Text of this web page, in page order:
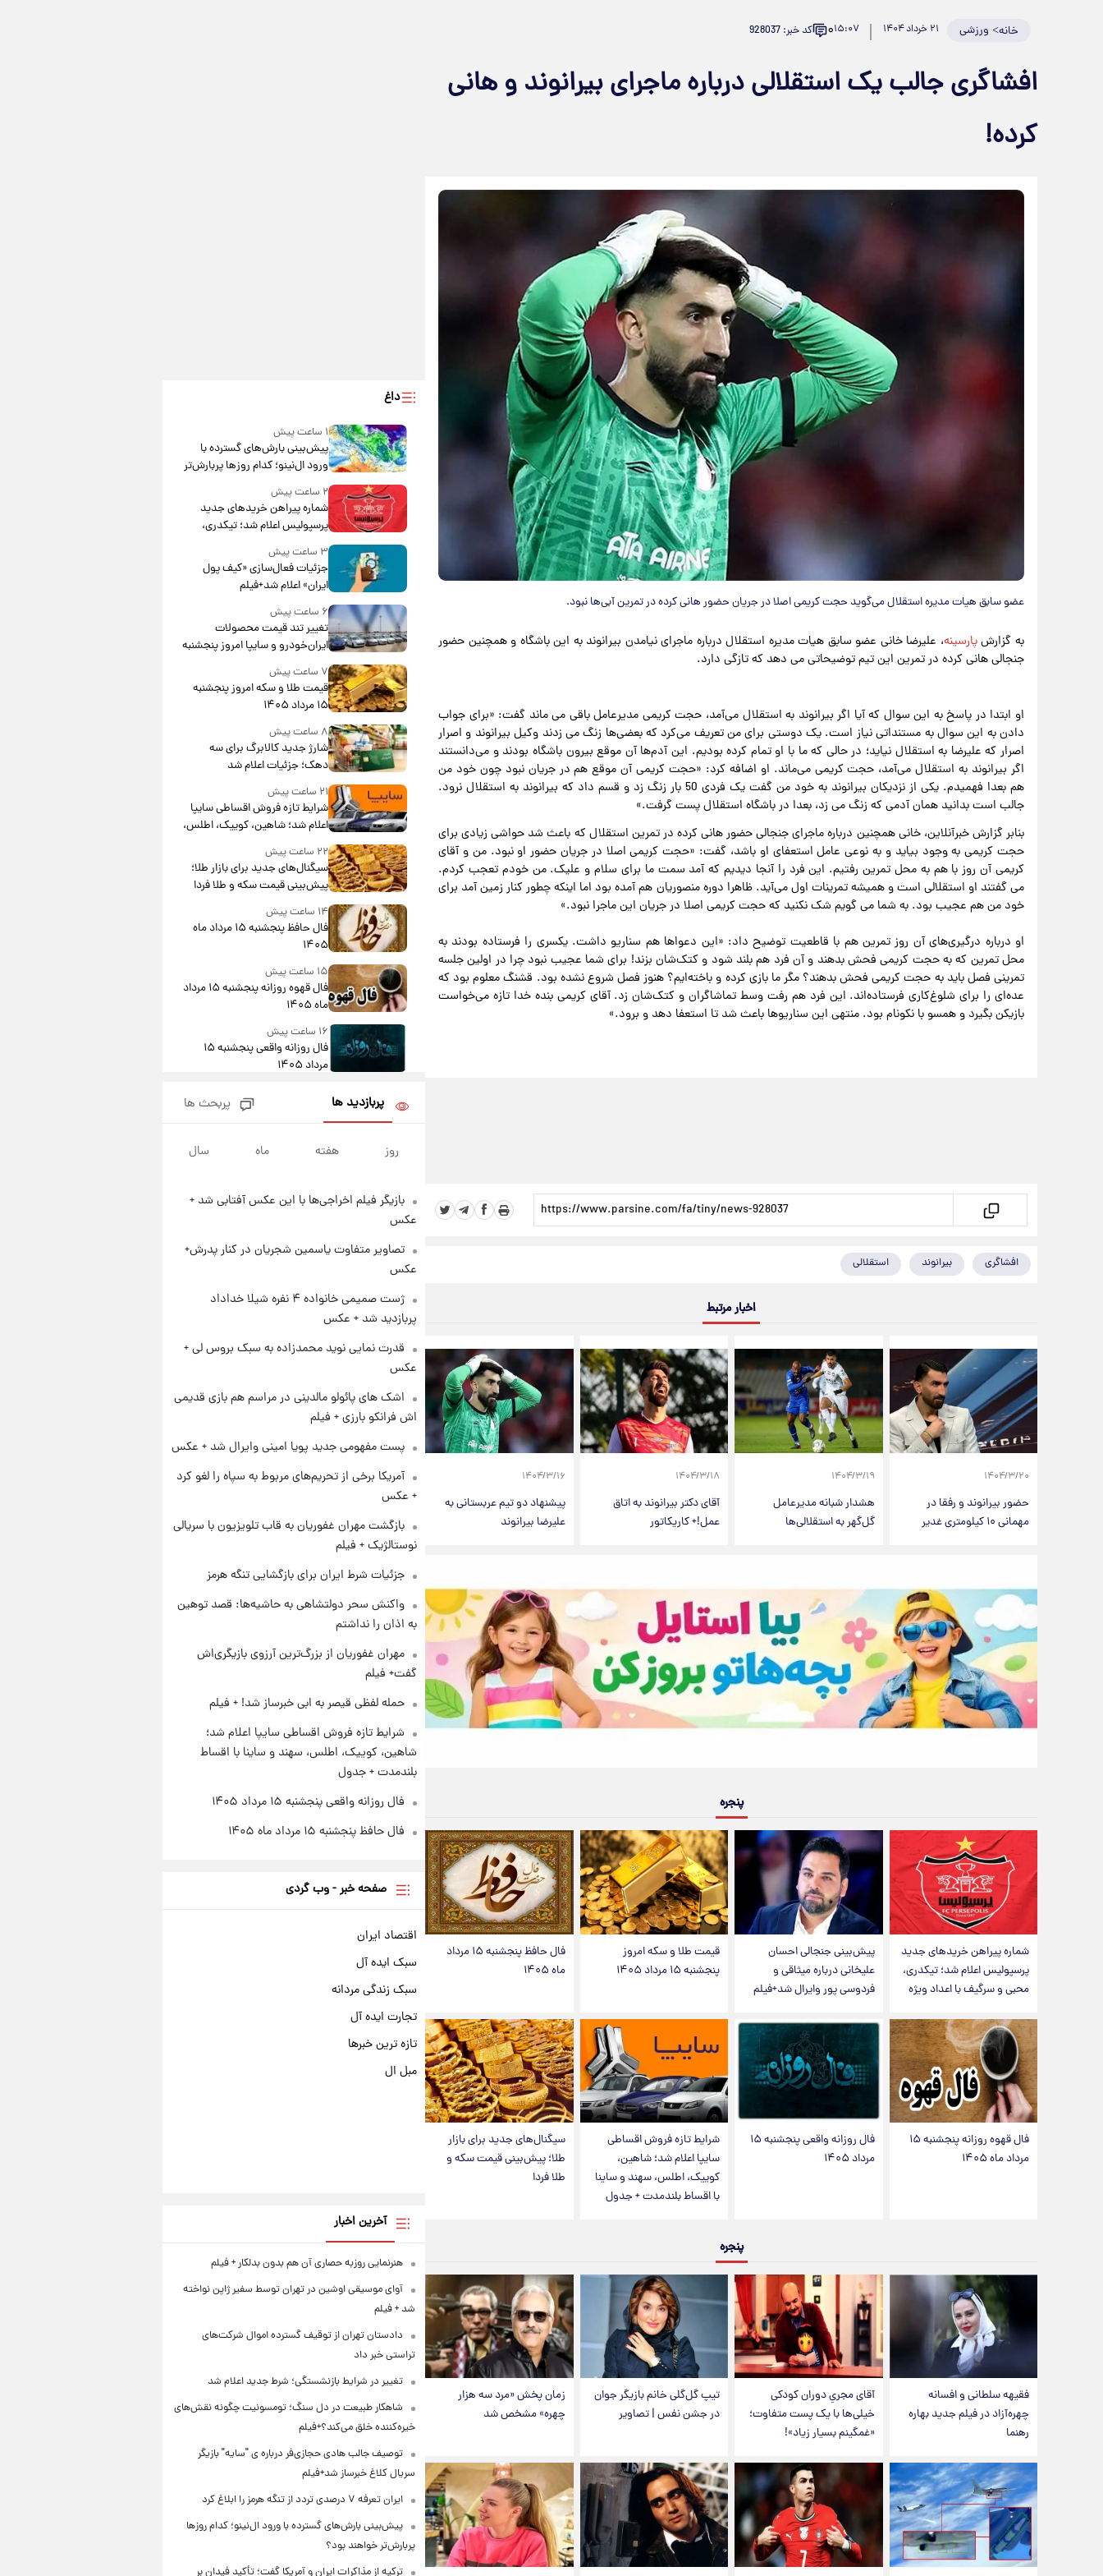
خانه> ورزشی ۲۱ خرداد ۱۴۰۴ ۱۵:۰۷۰ کد خبر: 928037
افشاگری جالب یک استقلالی درباره ماجرای بیرانوند و هانی
کرده!
عضو سابق هیات مدیره استقلال می‌گوید حجت کریمی اصلا در جریان حضور هانی کرده در تمرین آبی‌ها نبود.
به گزارشپارسینه، علیرضا خانی عضو سابق هیات مدیره استقلال درباره ماجرای نیامدن بیرانوند به این باشگاه و همچنین حضور
جنجالی هانی کرده در تمرین این تیم توضیحاتی می دهد که تازگی دارد.
او ابتدا در پاسخ به این سوال که آیا اگر بیرانوند به استقلال می‌آمد، حجت کریمی مدیرعامل باقی می ماند گفت: «برای جواب
دادن به این سوال به مستنداتی نیاز است. یک دوستی برای من تعریف می‌کرد که بعضی‌ها زنگ می زدند وکیل بیرانوند و اصرار
اصرار که علیرضا به استقلال نیاید؛ در حالی که ما با او تمام کرده بودیم. این آدم‌ها آن موقع بیرون باشگاه بودند و می‌دانستند
اگر بیرانوند به استقلال می‌آمد، حجت کریمی می‌ماند. او اضافه کرد: «حجت کریمی آن موقع هم در جریان نبود چون خود من
هم بعدا فهمیدم. یکی از نزدیکان بیرانوند به خود من گفت یک فردی 50 بار زنگ زد و قسم داد که بیرانوند به استقلال نرود.
جالب است بدانید همان آدمی که زنگ می زد، بعدا در باشگاه استقلال پست گرفت.»
بنابر گزارش خبرآنلاین، خانی همچنین درباره ماجرای جنجالی حضور هانی کرده در تمرین استقلال که باعث شد حواشی زیادی برای
حجت کریمی به وجود بیاید و به نوعی عامل استعفای او باشد، گفت: «حجت کریمی اصلا در جریان حضور او نبود. من و آقای
کریمی آن روز با هم به محل تمرین رفتیم. این فرد را آنجا دیدیم که آمد سمت ما برای سلام و علیک. من خودم تعجب کردم.
می گفتند او استقلالی است و همیشه تمرینات اول می‌آید. ظاهرا دوره منصوریان هم آمده بود اما اینکه چطور کنار زمین آمد برای
خود من هم عجیب بود. به شما می گویم شک نکنید که حجت کریمی اصلا در جریان این ماجرا نبود.»
او درباره درگیری‌های آن روز تمرین هم با قاطعیت توضیح داد: «این دعواها هم سناریو داشت. یکسری را فرستاده بودند به
محل تمرین که به حجت کریمی فحش بدهند و آن فرد هم بلند شود و کتک‌شان بزند! برای شما عجیب نبود چرا در اولین جلسه
تمرینی فصل باید به حجت کریمی فحش بدهند؟ مگر ما بازی کرده و باخته‌ایم؟ هنوز فصل شروع نشده بود. قشنگ معلوم بود که
عده‌ای را برای شلوغ‌کاری فرستاده‌اند. این فرد هم رفت وسط تماشاگران و کتک‌شان زد. آقای کریمی بنده خدا تازه می‌خواست
بازیکن بگیرد و همسو با نکونام بود. منتهی این سناریوها باعث شد تا استعفا دهد و برود.»
افشاگری بیرانوند استقلالی
اخبار مرتبط
۱۴۰۴/۳/۲۰
حضور بیرانوند و رفقا در
مهمانی ۱۰ کیلومتری غدیر
۱۴۰۴/۳/۱۹
هشدار شبانه مدیرعامل
گل‌گهر به استقلالی‌ها
۱۴۰۴/۳/۱۸
آقای دکتر بیرانوند به اتاق
عمل!+ کاریکاتور
۱۴۰۴/۳/۱۶
پیشنهاد دو تیم عربستانی به
علیرضا بیرانوند
پنجره
شماره پیراهن خریدهای جدید
پرسپولیس اعلام شد؛ تیکدری،
محبی و سرگیف با اعداد ویژه
پیش‌بینی جنجالی احسان
علیخانی درباره میثاقی و
فردوسی پور وایرال شد+فیلم
قیمت طلا و سکه امروز
پنجشنبه ۱۵ مرداد ۱۴۰۵
فال حافظ پنجشنبه ۱۵ مرداد
ماه ۱۴۰۵
فال قهوه روزانه پنجشنبه ۱۵
مرداد ماه ۱۴۰۵
فال روزانه واقعی پنجشنبه ۱۵
مرداد ۱۴۰۵
شرایط تازه فروش اقساطی
سایپا اعلام شد؛ شاهین،
کوییک، اطلس، سهند و ساینا
با اقساط بلندمدت + جدول
سیگنال‌های جدید برای بازار
طلا؛ پیش‌بینی قیمت سکه و
طلا فردا
پنجره
فقیهه سلطانی و افسانه
چهره‌آزاد در فیلم جدید بهاره
رهنما
آقای مجریِ دوران کودکی
خیلی‌ها با یک پست متفاوت؛
«غمگینم بسیار زیاد»!
تیپ گل‌گلی خانم بازیگر جوان
در جشن نفس | تصاویر
زمان پخش «مرد سه هزار
چهره» مشخص شد
داغ
۱ ساعت پیش
پیش‌بینی بارش‌های گسترده با
ورود ال‌نینو؛ کدام روزها پربارش‌تر
۲ ساعت پیش
شماره پیراهن خریدهای جدید
پرسپولیس اعلام شد؛ تیکدری،
۳ ساعت پیش
جزئیات فعال‌سازی «کیف پول
ایران» اعلام شد+فیلم
۶ ساعت پیش
تغییر تند قیمت محصولات
ایران‌خودرو و سایپا امروز پنجشنبه
۱۵ مرداد ۱۴۰۵ +جدول
۷ ساعت پیش
قیمت طلا و سکه امروز پنجشنبه
۱۵ مرداد ۱۴۰۵
۸ ساعت پیش
شارژ جدید کالابرگ برای سه
دهک؛ جزئیات اعلام شد
۲۱ ساعت پیش
شرایط تازه فروش اقساطی سایپا
اعلام شد؛ شاهین، کوییک، اطلس،
جدول
۲۲ ساعت پیش
سیگنال‌های جدید برای بازار طلا؛
پیش‌بینی قیمت سکه و طلا فردا
۱۴ ساعت پیش
فال حافظ پنجشنبه ۱۵ مرداد ماه
۱۴۰۵
۱۵ ساعت پیش
فال قهوه روزانه پنجشنبه ۱۵ مرداد
ماه ۱۴۰۵
۱۶ ساعت پیش
فال روزانه واقعی پنجشنبه ۱۵
مرداد ۱۴۰۵
ارزش سهام عدالت برای امروز
چهارشنبه ۱۴ مرداد + جدول
۱ روز پیش
پرداخت و زمان تحویل | سود
مشخص شد
تمام شد + عکس / خداحافظی
صمیمانه آبی ها با رامین!
پربازدید ها پربحث ها
روز هفته ماه سال
بازیگر فیلم اخراجی‌ها با این عکس آفتابی شد +
عکس
تصاویر متفاوت یاسمین شجریان در کنار پدرش+
عکس
ژست صمیمی خانواده ۴ نفره شیلا خداداد
پربازدید شد + عکس
قدرت نمایی نوید محمدزاده به سبک بروس لی +
عکس
اشک های پائولو مالدینی در مراسم هم بازی قدیمی
اش فرانکو بارزی + فیلم
پست مفهومی جدید پویا امینی وایرال شد + عکس
آمریکا برخی از تحریم‌های مربوط به سپاه را لغو کرد
+ عکس
بازگشت مهران غفوریان به قاب تلویزیون با سریالی
نوستالژیک + فیلم
جزئیات شرط ایران برای بازگشایی تنگه هرمز
واکنش سحر دولتشاهی به حاشیه‌ها: قصد توهین
به اذان را نداشتم
مهران غفوریان از بزرگ‌ترین آرزوی بازیگری‌اش
گفت+ فیلم
حمله لفظی قیصر به ابی خبرساز شد! + فیلم
شرایط تازه فروش اقساطی سایپا اعلام شد؛
شاهین، کوییک، اطلس، سهند و ساینا با اقساط
بلندمدت + جدول
فال روزانه واقعی پنجشنبه ۱۵ مرداد ۱۴۰۵
فال حافظ پنجشنبه ۱۵ مرداد ماه ۱۴۰۵
صفحه خبر - وب گردی
اقتصاد ایران
سبک ایده آل
سبک زندگی مردانه
تجارت ایده آل
تازه ترین خبرها
مبل ال
آخرین اخبار
هنرنمایی روزبه حصاری آن هم بدون بدلکار + فیلم
آوای موسیقی اوشین در تهران توسط سفیر ژاپن نواخته
شد + فیلم
دادستان تهران از توقیف گسترده اموال شرکت‌های
تراستی خبر داد
تغییر در شرایط بازنشستگی؛ شرط جدید اعلام شد
شاهکار طبیعت در دل سنگ؛ تومسونیت چگونه نقش‌های
خیره‌کننده خلق می‌کند؟+فیلم
توصیف جالب هادی حجازی‌فر درباره ی "سایه" بازیگر
سریال کلاغ خبرساز شد+فیلم
ایران تعرفه ۷ درصدی تردد از تنگه هرمز را ابلاغ کرد
پیش‌بینی بارش‌های گسترده با ورود ال‌نینو؛ کدام روزها
پربارش‌تر خواهند بود؟
ترکیه از مذاکرات ایران و آمریکا گفت؛ تأکید فیدان بر